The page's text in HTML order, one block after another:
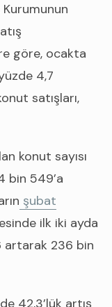
göre, ocakta
4,7
satışları,
konut sayısı
bin 549’a
şubat
ilk iki ayda
artarak 236 bin
42,3’lük artış